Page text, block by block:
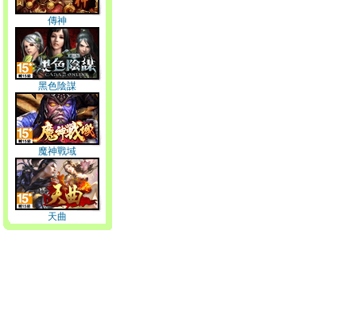
傳神
黑色陰謀
魔神戰域
天曲